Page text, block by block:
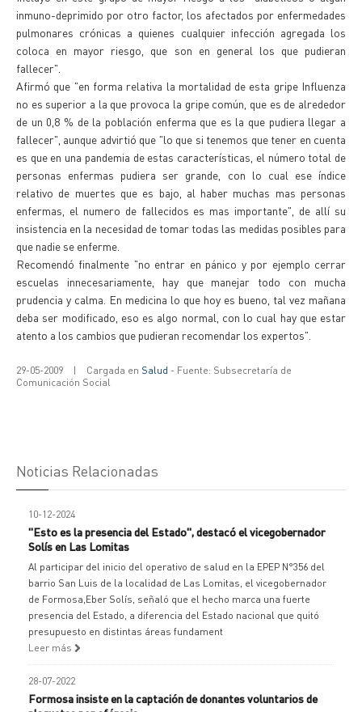
inmuno-deprimido por otro factor, los afectados por enfermedades
pulmonares crónicas a quienes cualquier infección agregada los
coloca en mayor riesgo, que son en general los que pudieran
fallecer".
Afirmó que "en forma relativa la mortalidad de esta gripe Influenza
no es superior a la que provoca la gripe común, que es de alrededor
de un 0,8 % de la población enferma que es la que pudiera llegar a
fallecer", aunque advirtió que "lo que si tenemos que tener en cuenta
es que en una pandemia de estas características, el número total de
personas enfermas pudiera ser grande, con lo cual ese índice
relativo de muertes que es bajo, al haber muchas mas personas
enfermas, el numero de fallecidos es mas importante", de allí su
insistencia en la necesidad de tomar todas las medidas posibles para
que nadie se enferme.
Recomendó finalmente "no entrar en pánico y por ejemplo cerrar
escuelas innecesariamente, hay que manejar todo con mucha
prudencia y calma. En medicina lo que hoy es bueno, tal vez mañana
deba ser modificado, eso es algo normal, con lo cual hay que estar
atento a los cambios que pudieran recomendar los expertos".
29-05-2009 | Cargada en Salud - Fuente: Subsecretaría de
Comunicación Social
Noticias Relacionadas
10-12-2024
"Esto es la presencia del Estado", destacó el vicegobernador
Solís en Las Lomitas
Al participar del inicio del operativo de salud en la EPEP N°356 del
barrio San Luis de la localidad de Las Lomitas, el vicegobernador
de Formosa,Eber Solís, señaló que el hecho marca una fuerte
presencia del Estado, a diferencia del Estado nacional que quitó
presupuesto en distintas áreas fundament
Leer más
28-07-2022
Formosa insiste en la captación de donantes voluntarios de